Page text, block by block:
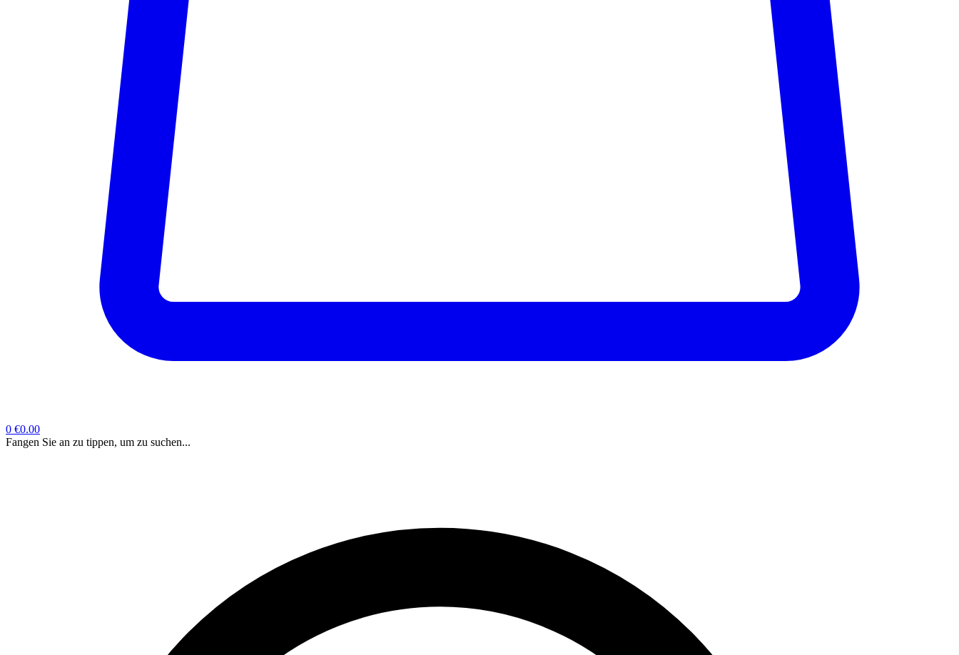
0 €0.00
Fangen Sie an zu tippen, um zu suchen...